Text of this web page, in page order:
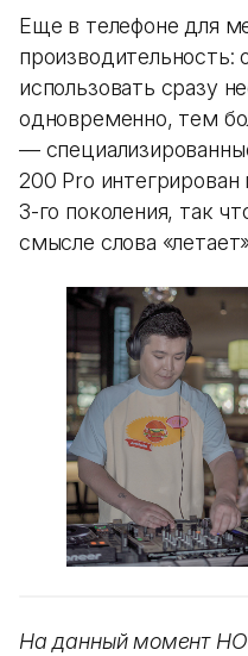
Еще в телефоне для
производительность:
использовать сразу
одновременно, тем
—
200 Pro
3-го поколения, так
смысле слова
На данный момент